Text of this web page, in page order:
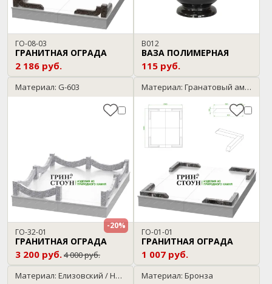
ГО-08-03
ГРАНИТНАЯ ОГРАДА
2 186 руб.
В012
ВАЗА ПОЛИМЕРНАЯ
115 руб.
Материал: G-603
ГО-32-01
ГРАНИТНАЯ ОГРАДА
3 200 руб.4 000 руб.
-20%
Материал: Гранатовый амфиболит
ГО-01-01
ГРАНИТНАЯ ОГРАДА
1 007 руб.
Материал: Елизовский / Нержавейка Материал: Бронза